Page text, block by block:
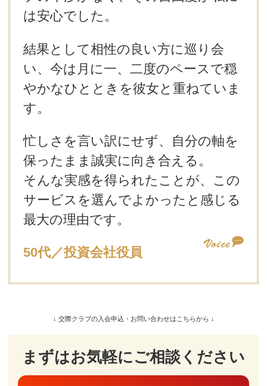
は安心でした。
結果として相性の良い方に巡り会
い、今は月に一、二度のペースで穏
やかなひとときを彼女と重ねていま
す。
忙しさを言い訳にせず、自分の軸を
保ったまま誠実に向き合える。
そんな実感を得られたことが、この
サービスを選んでよかったと感じる
最大の理由です。
50代／投資会社役員
↓ 交際クラブの入会申込・お問い合わせはこちらから ↓
まずはお気軽にご相談ください